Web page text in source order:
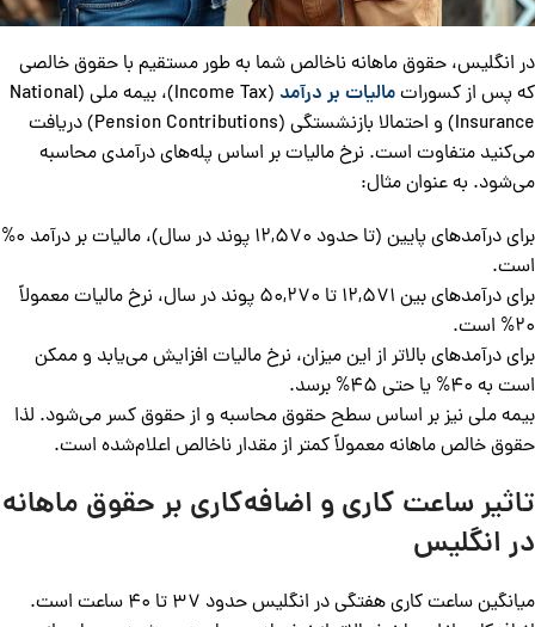
در انگلیس، حقوق ماهانه ناخالص شما به طور مستقیم با حقوق خالصی
که پس از کسوراتمالیات بر درآمد
(Income Tax)، بیمه ملی (National
Insurance) و احتمالا بازنشستگی (Pension Contributions) دریافت
می‌کنید متفاوت است. نرخ مالیات بر اساس پله‌های درآمدی محاسبه
می‌شود. به عنوان مثال:
برای درآمدهای پایین (تا حدود 12,570 پوند در سال)، مالیات بر درآمد 0%
است.
برای درآمدهای بین 12,571 تا 50,270 پوند در سال، نرخ مالیات معمولاً
20% است.
برای درآمدهای بالاتر از این میزان، نرخ مالیات افزایش می‌یابد و ممکن
است به 40% یا حتی 45% برسد.
بیمه ملی نیز بر اساس سطح حقوق محاسبه و از حقوق کسر می‌شود. لذا
حقوق خالص ماهانه معمولاً کمتر از مقدار ناخالص اعلام‌شده است.
تاثیر ساعت کاری و اضافه‌کاری بر حقوق ماهانه
در انگلیس
میانگین ساعت کاری هفتگی در انگلیس حدود 37 تا 40 ساعت است.